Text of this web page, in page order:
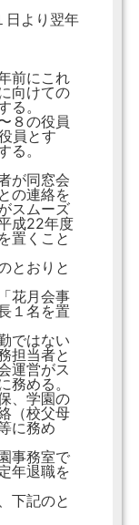
日より翌年
前にこれ
向けての
る。
８の役員
員とす
る。
が同窓会
の連絡を
スムーズ
成22年度
置くこと
とおりと
花月会事
１名を置
はない
担当者と
運営がス
務める。
、学園の
（校父母
に務め
務室で
年退職を
下記のと